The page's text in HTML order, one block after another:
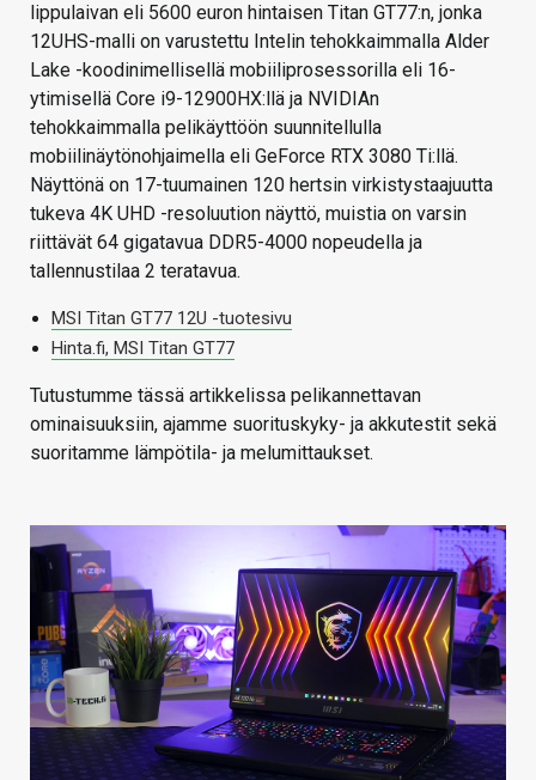
lippulaivan eli 5600 euron hintaisen Titan GT77:n, jonka
12UHS-malli on varustettu Intelin tehokkaimmalla Alder
Lake -koodinimellisellä mobiiliprosessorilla eli 16-
ytimisellä Core i9-12900HX:llä ja NVIDIAn
tehokkaimmalla pelikäyttöön suunnitellulla
mobiilinäytönohjaimella eli GeForce RTX 3080 Ti:llä.
Näyttönä on 17-tuumainen 120 hertsin virkistystaajuutta
tukeva 4K UHD -resoluution näyttö, muistia on varsin
riittävät 64 gigatavua DDR5-4000 nopeudella ja
tallennustilaa 2 teratavua.
MSI Titan GT77 12U -tuotesivu
Hinta.fi, MSI Titan GT77
Tutustumme tässä artikkelissa pelikannettavan
ominaisuuksiin, ajamme suorituskyky- ja akkutestit sekä
suoritamme lämpötila- ja melumittaukset.